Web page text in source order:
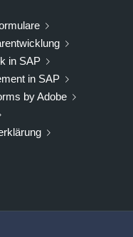
in SAP
in SAP
by Adobe